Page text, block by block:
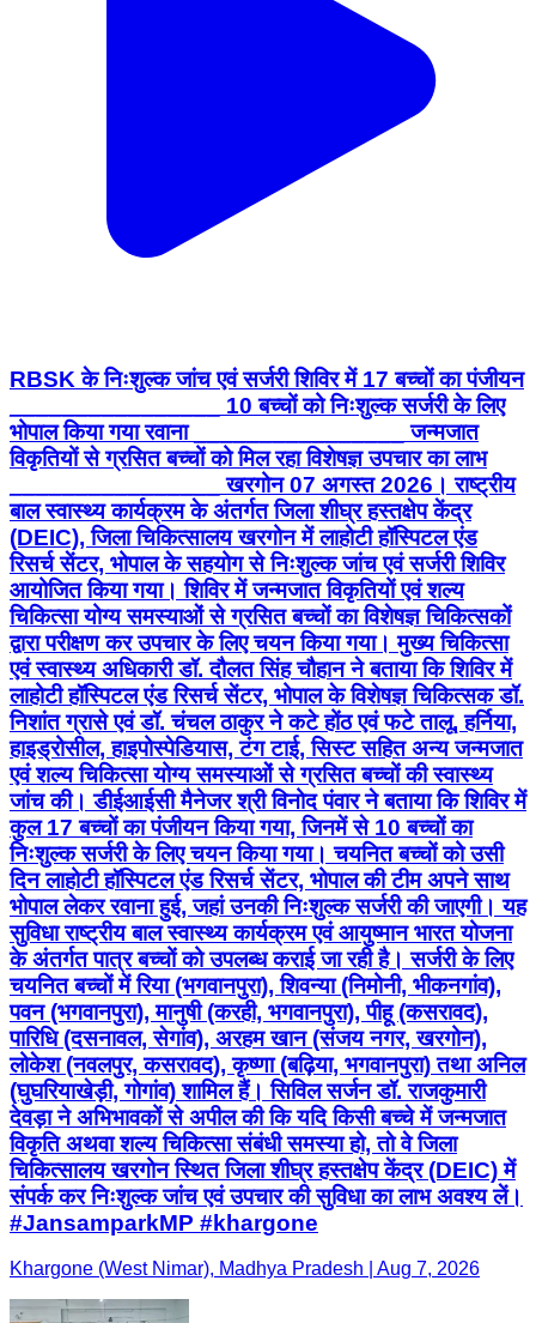
RBSK के निःशुल्क जांच एवं सर्जरी शिविर में 17 बच्चों का पंजीयन
________________ 10 बच्चों को निःशुल्क सर्जरी के लिए
भोपाल किया गया रवाना ________________ जन्मजात
विकृतियों से ग्रसित बच्चों को मिल रहा विशेषज्ञ उपचार का लाभ
________________ खरगोन 07 अगस्त 2026। राष्ट्रीय
बाल स्वास्थ्य कार्यक्रम के अंतर्गत जिला शीघ्र हस्तक्षेप केंद्र
(DEIC), जिला चिकित्सालय खरगोन में लाहोटी हॉस्पिटल एंड
रिसर्च सेंटर, भोपाल के सहयोग से निःशुल्क जांच एवं सर्जरी शिविर
आयोजित किया गया। शिविर में जन्मजात विकृतियों एवं शल्य
चिकित्सा योग्य समस्याओं से ग्रसित बच्चों का विशेषज्ञ चिकित्सकों
द्वारा परीक्षण कर उपचार के लिए चयन किया गया। मुख्य चिकित्सा
एवं स्वास्थ्य अधिकारी डॉ. दौलत सिंह चौहान ने बताया कि शिविर में
लाहोटी हॉस्पिटल एंड रिसर्च सेंटर, भोपाल के विशेषज्ञ चिकित्सक डॉ.
निशांत ग्रासे एवं डॉ. चंचल ठाकुर ने कटे होंठ एवं फटे तालू, हर्निया,
हाइड्रोसील, हाइपोस्पेडियास, टंग टाई, सिस्ट सहित अन्य जन्मजात
एवं शल्य चिकित्सा योग्य समस्याओं से ग्रसित बच्चों की स्वास्थ्य
जांच की। डीईआईसी मैनेजर श्री विनोद पंवार ने बताया कि शिविर में
कुल 17 बच्चों का पंजीयन किया गया, जिनमें से 10 बच्चों का
निःशुल्क सर्जरी के लिए चयन किया गया। चयनित बच्चों को उसी
दिन लाहोटी हॉस्पिटल एंड रिसर्च सेंटर, भोपाल की टीम अपने साथ
भोपाल लेकर रवाना हुई, जहां उनकी निःशुल्क सर्जरी की जाएगी। यह
सुविधा राष्ट्रीय बाल स्वास्थ्य कार्यक्रम एवं आयुष्मान भारत योजना
के अंतर्गत पात्र बच्चों को उपलब्ध कराई जा रही है। सर्जरी के लिए
चयनित बच्चों में रिया (भगवानपुरा), शिवन्या (निमोनी, भीकनगांव),
पवन (भगवानपुरा), मानुषी (करही, भगवानपुरा), पीहू (कसरावद),
पारिधि (दसनावल, सेगांव), अरहम खान (संजय नगर, खरगोन),
लोकेश (नवलपुर, कसरावद), कृष्णा (बढ़िया, भगवानपुरा) तथा अनिल
(घुघरियाखेड़ी, गोगांव) शामिल हैं। सिविल सर्जन डॉ. राजकुमारी
देवड़ा ने अभिभावकों से अपील की कि यदि किसी बच्चे में जन्मजात
विकृति अथवा शल्य चिकित्सा संबंधी समस्या हो, तो वे जिला
चिकित्सालय खरगोन स्थित जिला शीघ्र हस्तक्षेप केंद्र (DEIC) में
संपर्क कर निःशुल्क जांच एवं उपचार की सुविधा का लाभ अवश्य लें।
#JansamparkMP #khargone
Khargone (West Nimar), Madhya Pradesh | Aug 7, 2026